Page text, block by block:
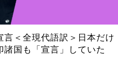
言＜全現代語訳＞日本だけ
諸国も「宣言」していた